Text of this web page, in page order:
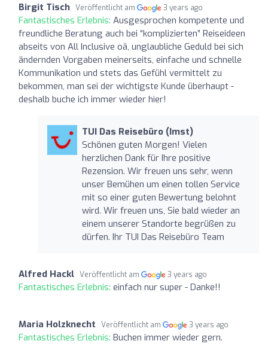
Birgit Tisch Veröffentlicht am 3 years ago
Fantastisches Erlebnis: Ausgesprochen kompetente und
freundliche Beratung auch bei “komplizierten” Reiseideen
abseits von All Inclusive oä, unglaubliche Geduld bei sich
ändernden Vorgaben meinerseits, einfache und schnelle
Kommunikation und stets das Gefühl vermittelt zu
bekommen, man sei der wichtigste Kunde überhaupt -
deshalb buche ich immer wieder hier!
TUI Das Reisebüro (Imst)
Schönen guten Morgen! Vielen
herzlichen Dank für Ihre positive
Rezension. Wir freuen uns sehr, wenn
unser Bemühen um einen tollen Service
mit so einer guten Bewertung belohnt
wird. Wir freuen uns, Sie bald wieder an
einem unserer Standorte begrüßen zu
dürfen. Ihr TUI Das Reisebüro Team
Alfred Hackl Veröffentlicht am 3 years ago
Fantastisches Erlebnis: einfach nur super - Danke!!
Maria Holzknecht Veröffentlicht am 3 years ago
Fantastisches Erlebnis: Buchen immer wieder gern.